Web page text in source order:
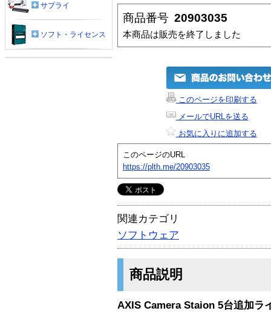
商品番号 20903035
本商品は販売を終了しました
このページを印刷する
メールでURLを送る
お気に入りに追加する
このページのURL
https://plth.me/20903035
関連カテゴリ
ソフトウェア
商品説明
AXIS Camera Staion 5台追加ラ
サプライ
ソフト・ライセンス